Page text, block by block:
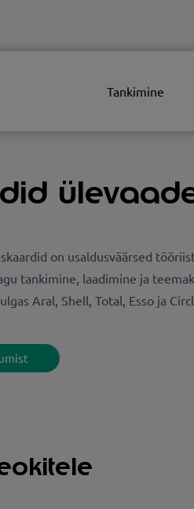
Tankimine
on usaldusväärsed
tankimine, laadimine ja
Aral, Shell, Total, Esso ja